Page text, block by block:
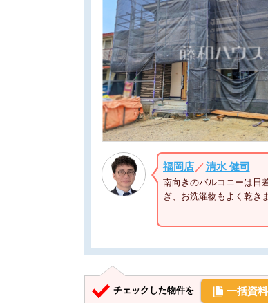
福岡店／清水 健司
南向きのバルコニーは日
ぎ、お洗濯物もよく乾
チェックした物件を 一括資